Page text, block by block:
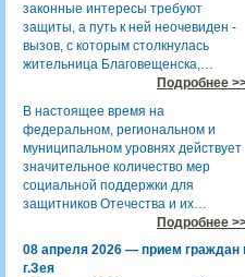
законные интересы требуют
защиты, а путь к ней неочевиден -
вызов, с которым столкнулась
жительница Благовещенска,…
Подробнее
В настоящее время на
федеральном, региональном и
муниципальном уровнях действует
значительное количество мер
социальной поддержки для
защитников Отечества и их…
Подробнее
08 апреля 2026 — прием граждан
г.Зея